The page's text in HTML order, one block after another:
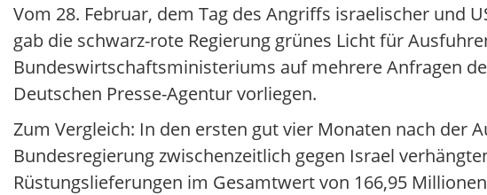
Vom 28. Februar, dem Tag des Angriffs israelischer und
gab die schwarz-rote Regierung grünes Licht für
Bundeswirtschaftsministeriums auf mehrere Anfragen
Deutschen Presse-Agentur vorliegen.
Zum Vergleich: In den ersten gut vier Monaten nach der
Bundesregierung zwischenzeitlich gegen Israel
Rüstungslieferungen im Gesamtwert von 166,95